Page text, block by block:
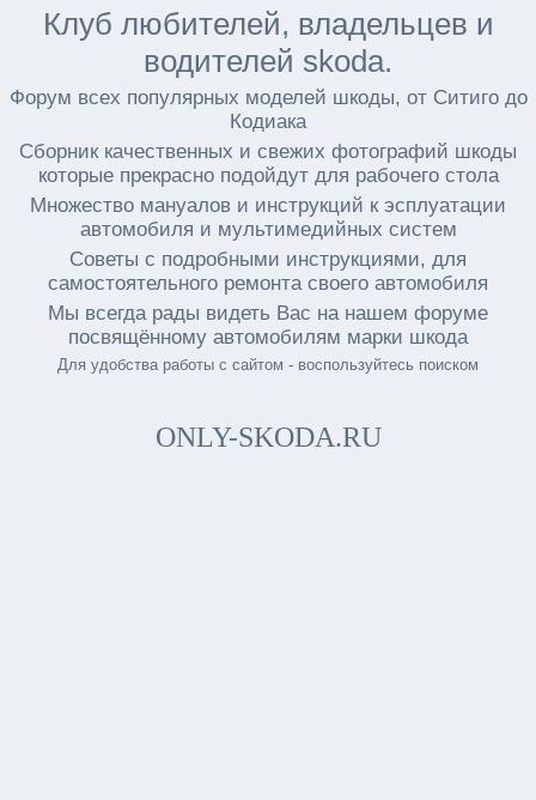
Клуб любителей, владельцев и
водителей skoda.
Форум всех популярных моделей шкоды, от Ситиго до
Кодиака
Сборник качественных и свежих фотографий шкоды
которые прекрасно подойдут для рабочего стола
Множество мануалов и инструкций к эсплуатации
автомобиля и мультимедийных систем
Советы с подробными инструкциями, для
самостоятельного ремонта своего автомобиля
Мы всегда рады видеть Вас на нашем форуме
посвящённому автомобилям марки шкода
Для удобства работы с сайтом - воспользуйтесь поиском
ONLY-SKODA.RU